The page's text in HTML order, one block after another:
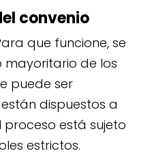
convenio
que funcione, se
mayoritario de los
puede ser
dispuestos a
proceso está sujeto
estrictos.